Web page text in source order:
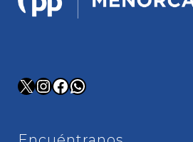
X Instagram
Facebook
WhatsApp